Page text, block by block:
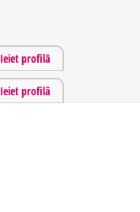
Ieiet profilā
Ieiet profilā